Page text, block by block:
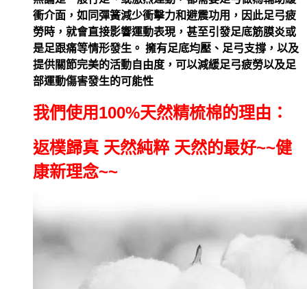
衝介面，如同彈簧減少衝擊力和避震功用，因此足弓疲
勞時，就會直接影響運動表現，甚至引發足底筋膜炎或
是足跟痛等情形發生。 擁有足底均壓、足弓支撐，以及
提供關節完美的活動自由度，可以減緩足弓疲勞以及足
部運動傷害發生的可能性
我們使用100%天然精梳棉的理由：
返樸歸真 天然純粹 天然的最好~~健
康新理念~~